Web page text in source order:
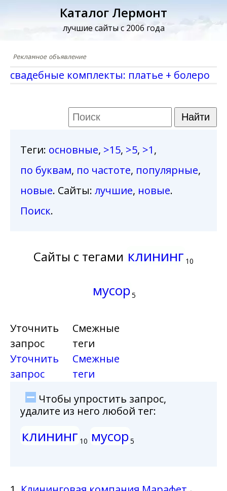
Каталог Лермонт
лучшие сайты с 2006 года
свадебные комплекты: платье + болеро
Теги: основные, >15, >5, >1,
по буквам, по частоте, популярные,
новые. Сайты: лучшие, новые.
Поиск.
Сайты с тегами клининг 10
мусор5
Уточнить
запрос
Уточнить
запрос
Смежные
теги
Смежные
теги
Чтобы упростить запрос,
удалите из него любой тег:
клининг 10 мусор5